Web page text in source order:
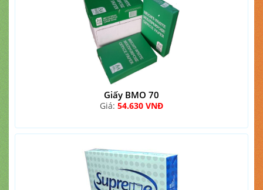
Giấy BMO 70
Giá: 54.630 VNĐ